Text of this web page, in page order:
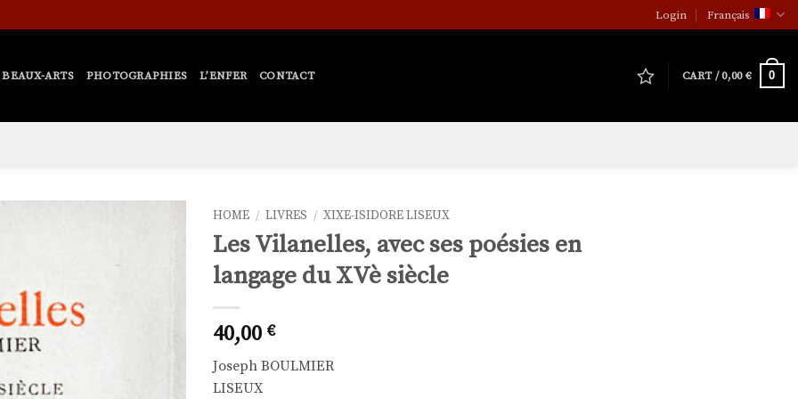
Login Français
BEAUX-ARTS PHOTOGRAPHIES L’ENFER CONTACT CART /0,00€ 0
HOME / LIVRES / XIXE-ISIDORE LISEUX
Les Vilanelles, avec ses poésies en
langage du XVè siècle
40,00 €
Joseph BOULMIER
LISEUX